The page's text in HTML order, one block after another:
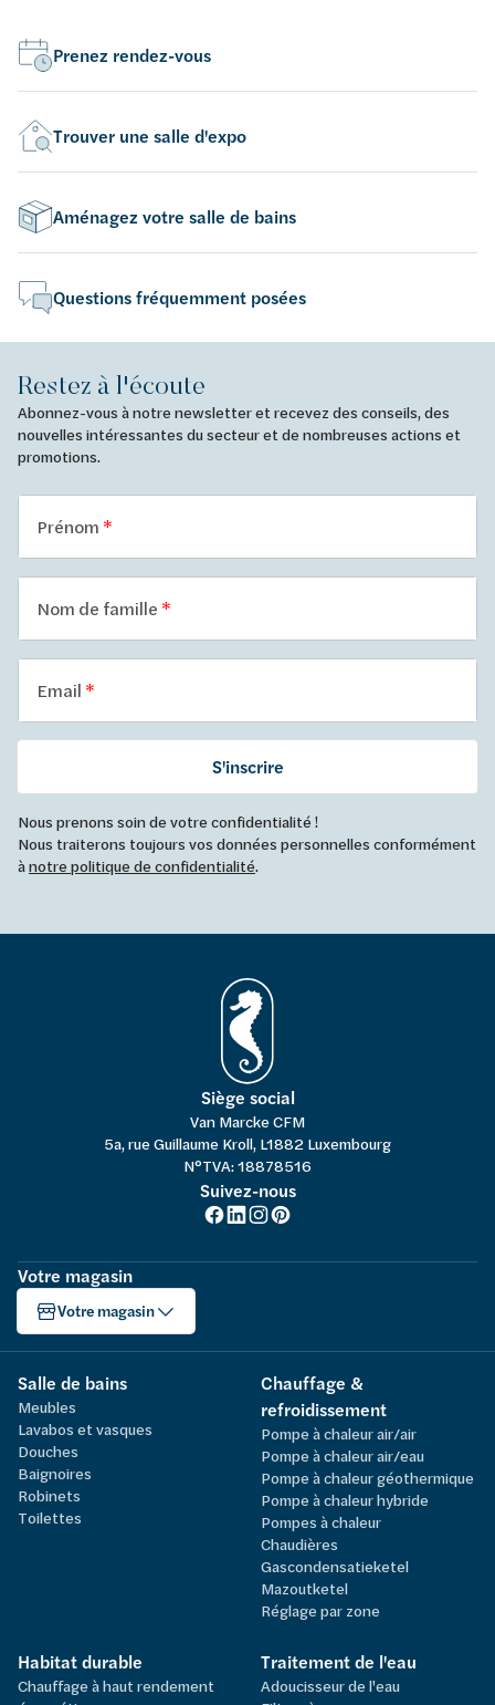
Prenez rendez-vous
Trouver une salle d'expo
Aménagez votre salle de bains
Questions fréquemment posées
Restez à l'écoute
Abonnez-vous à notre newsletter et recevez des conseils, des
nouvelles intéressantes du secteur et de nombreuses actions et
promotions.
Prénom
Nom de famille
Email
S'inscrire
Nous prenons soin de votre confidentialité !
Nous traiterons toujours vos données personnelles conformément
ànotre politique de confidentialité.
Siège social
Van Marcke CFM
5a, rue Guillaume Kroll, L1882 Luxembourg
N°TVA: 18878516
Suivez-nous
Votre magasin
Votre magasin
Salle de bains
Meubles
Lavabos et vasques
Douches
Baignoires
Robinets
Toilettes
Chauffage &
refroidissement
Pompe à chaleur air/air
Pompe à chaleur air/eau
Pompe à chaleur géothermique
Pompe à chaleur hybride
Pompes à chaleur
Chaudières
Gascondensatieketel
Mazoutketel
Réglage par zone
Habitat durable
Chauffage à haut rendement
Traitement de l'eau
Adoucisseur de l'eau